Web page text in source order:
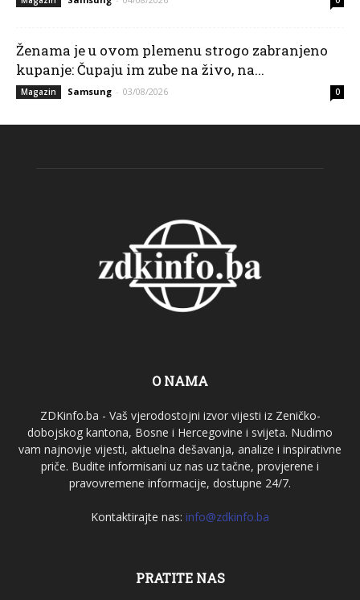
Ženama je u ovom plemenu strogo zabranjeno
kupanje: Čupaju im zube na živo, na...
Magazin Samsung - 03/08/2026 0
O NAMA
ZDKinfo.ba - Vaš vjerodostojni izvor vijesti iz Zeničko-
dobojskog kantona, Bosne i Hercegovine i svijeta. Nudimo
vam najnovije vijesti, aktuelna dešavanja, analize i inspirativne
priče. Budite informisani uz nas uz tačne, provjerene i
pravovremene informacije, dostupne 24/7.
Kontaktirajte nas: info@zdkinfo.ba
PRATITE NAS